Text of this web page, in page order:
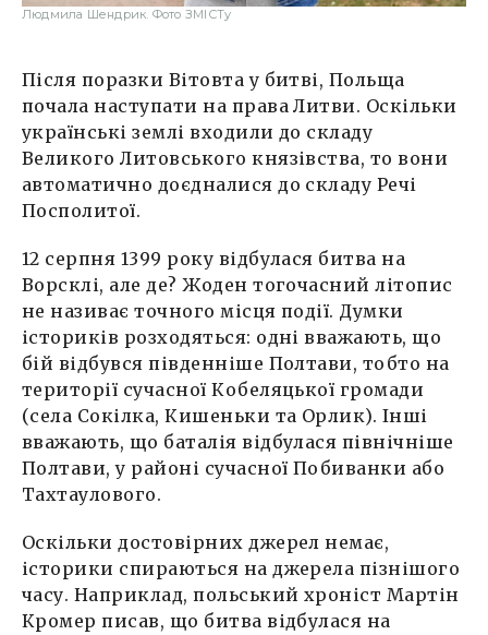
Людмила Шендрик. Фото ЗМІСТу
Після поразки Вітовта у битві, Польща
почала наступати на права Литви. Оскільки
українські землі входили до складу
Великого Литовського князівства, то вони
автоматично доєдналися до складу Речі
Посполитої.
12 серпня 1399 року відбулася битва на
Ворсклі, але де? Жоден тогочасний літопис
не називає точного місця події. Думки
істориків розходяться: одні вважають, що
бій відбувся південніше Полтави, тобто на
території сучасної Кобеляцької громади
(села Сокілка, Кишеньки та Орлик). Інші
вважають, що баталія відбулася північніше
Полтави, у районі сучасної Побиванки або
Тахтаулового.
Оскільки достовірних джерел немає,
історики спираються на джерела пізнішого
часу. Наприклад, польський хроніст Мартін
Кромер писав, що битва відбулася на